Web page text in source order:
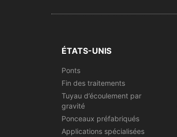
ÉTATS-UNIS
Ponts
Fin des traitements
Tuyau d’écoulement par
gravité
Ponceaux préfabriqués
Applications spécialisées